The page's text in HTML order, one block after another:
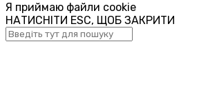
Я приймаю файли cookie
НАТИСНІТИ ESC, ЩОБ ЗАКРИТИ